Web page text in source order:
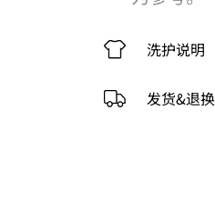
洗护说明
发货&退